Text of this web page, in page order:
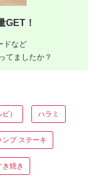
GET！
ドなど
てましたか？
） ハラミ
ンプ ステーキ
き焼き